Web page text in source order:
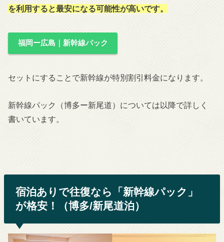
を利用すると最安になる可能性が高いです。
福岡ー広島｜新幹線パック
セットにすることで新幹線が特別割引料金になります。
新幹線パック（博多ー新尾道）については以降で詳しく
書いています。
宿泊ありで往復なら「新幹線パック」
が格安！（博多/新尾道泊）